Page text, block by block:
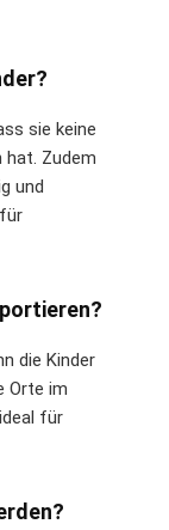
sie keine
hat. Zudem
und
die Kinder
Orte im
für